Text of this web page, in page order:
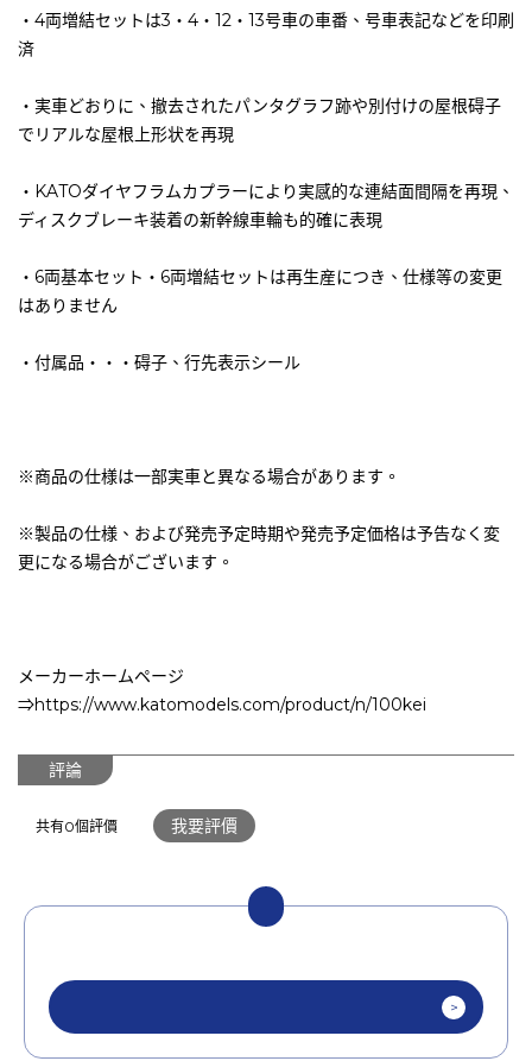
・4両増結セットは3・4・12・13号車の車番、号車表記などを印刷
済
・実車どおりに、撤去されたパンタグラフ跡や別付けの屋根碍子
でリアルな屋根上形状を再現
・KATOダイヤフラムカプラーにより実感的な連結面間隔を再現、
ディスクブレーキ装着の新幹線車輪も的確に表現
・6両基本セット・6両増結セットは再生産につき、仕様等の変更
はありません
・付属品・・・碍子、行先表示シール
※商品の仕様は一部実車と異なる場合があります。
※製品の仕様、および発売予定時期や発売予定価格は予告なく変
更になる場合がございます。
メーカーホームページ
⇒https://www.katomodels.com/product/n/100kei
評論
共有0個評價 我要評價